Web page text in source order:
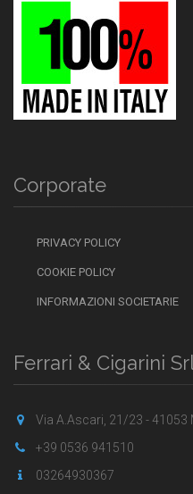
Corporate
PRIVACY POLICY
COOKIE POLICY
INFORMAZIONI SOCIETARIE
Ferrari & Cigarini
Via A.Ascari, 21/23 - 41053
+39 0536 941510
03264930367